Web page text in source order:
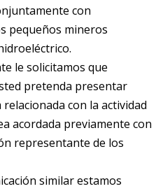
con
pequeños mineros
le solicitamos que
pretenda presentar
con la actividad
acordada previamente con
representante de los
similar estamos